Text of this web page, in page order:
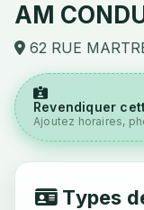
AM
62 RUE
Revendiquer
Ajoutez horaires,
Types